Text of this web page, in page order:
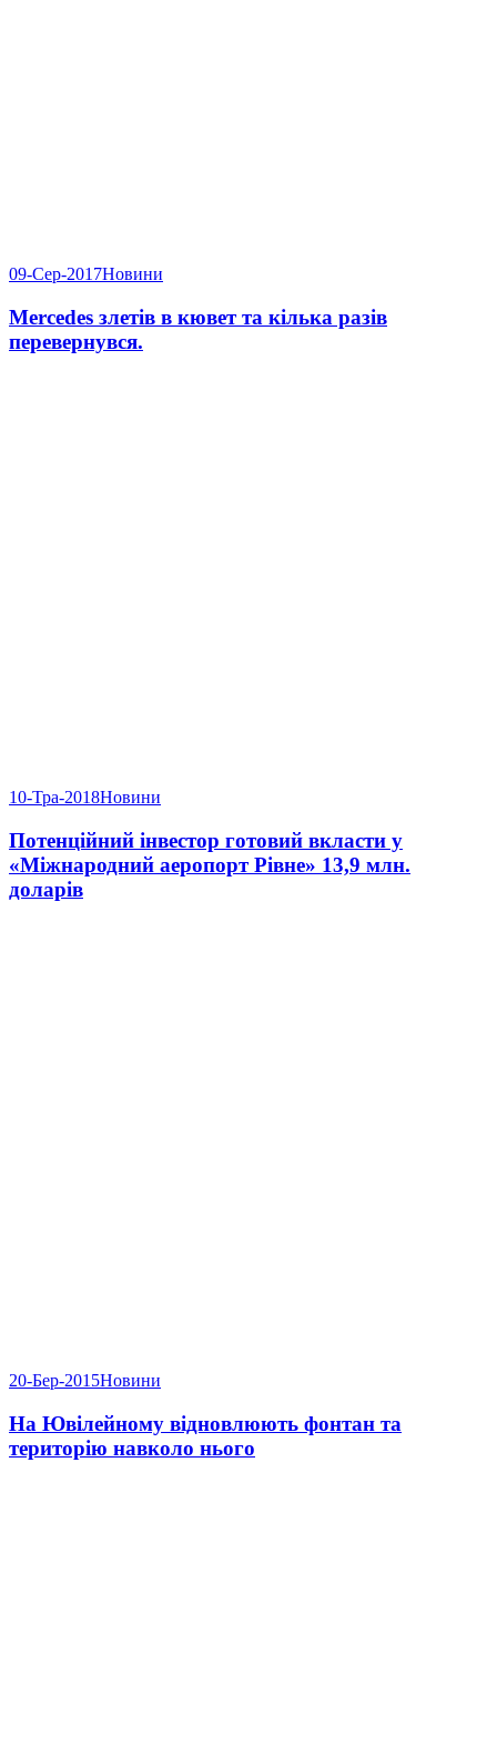
09-Сер-2017Новини
Mercedes злетів в кювет та кілька разів
перевернувся.
10-Тра-2018Новини
Потенційний інвестор готовий вкласти у
«Міжнародний аеропорт Рівне» 13,9 млн.
доларів
20-Бер-2015Новини
На Ювілейному відновлюють фонтан та
територію навколо нього